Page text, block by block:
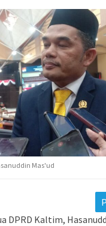
Mas'ud
DPRD Kaltim,